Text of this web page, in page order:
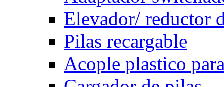
Elevador/ reductor
Pilas recargable
Acople plastico